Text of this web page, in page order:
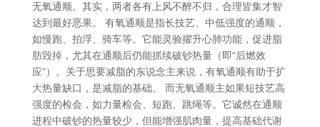
无氧通顺。其实，两者各有上风不醉不归，合理皆集才智
达到最好恶果。 有氧通顺是指长技艺、中低强度的通顺，
如慢跑、拍浮、骑车等。它能灵验擢升心肺功能，促进脂
肪毁掉，尤其在通顺后仍能抓续破钞热量（即“后燃效
应”）。关于思要减脂的东说念主来说，有氧通顺有助于扩
大热量缺口，是减脂的基础。 而无氧通顺主如果短技艺高
强度的检会，如力量检会、短跑、跳绳等。它诚然在通顺
进程中破钞的热量较少，但能增强肌肉量，提高基础代谢